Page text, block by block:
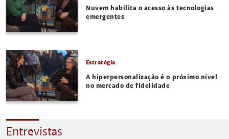
Nuvem habilita o acesso às tecnologias
emergentes
Estratégia
A hiperpersonalização é o próximo nível
no mercado de fidelidade
Entrevistas